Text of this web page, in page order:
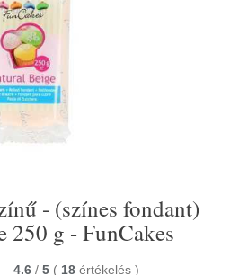
- (színes fondant)
250 g - FunCakes
4.6 / 5 ( 18 értékelés )